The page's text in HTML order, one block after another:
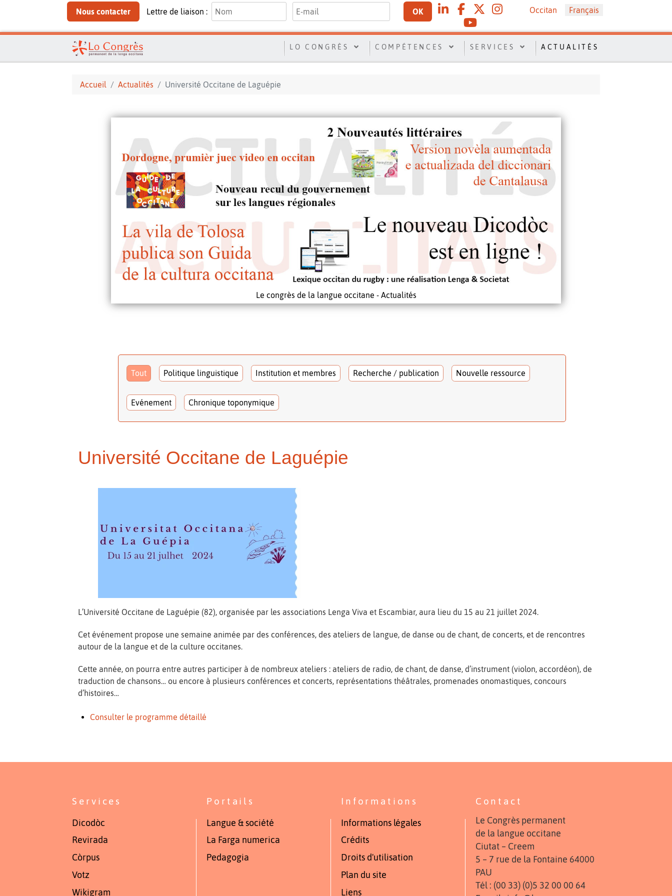
Nous contacter Lettre de liaison : OK Sélectionnez votre langue
Occitan Français
LO CONGRÈS COMPÉTENCES SERVICES ACTUALITÉS
Accueil Actualités Université Occitane de Laguépie
Le congrès de la langue occitane - Actualités
Tout Politique linguistique Institution et membres Recherche / publication Nouvelle ressource
Evénement Chronique toponymique
Université Occitane de Laguépie
L’Université Occitane de Laguépie (82), organisée par les associations Lenga Viva et Escambiar, aura lieu du 15 au 21 juillet 2024.
Cet événement propose une semaine animée par des conférences, des ateliers de langue, de danse ou de chant, de concerts, et de rencontres
autour de la langue et de la culture occitanes.
Cette année, on pourra entre autres participer à de nombreux ateliers : ateliers de radio, de chant, de danse, d’instrument (violon, accordéon), de
traduction de chansons… ou encore à plusieurs conférences et concerts, représentations théâtrales, promenades onomastiques, concours
d’histoires…
Consulter le programme détaillé
Services
Dicodòc
Revirada
Còrpus
Votz
Wikigram
Portails
Langue & société
La Farga numerica
Pedagogia
Informations
Informations légales
Crédits
Droits d'utilisation
Plan du site
Liens
Contact
Le Congrès permanent
de la langue occitane
Ciutat – Creem
5 – 7 rue de la Fontaine 64000
PAU
Tél : (00 33) (0)5 32 00 00 64